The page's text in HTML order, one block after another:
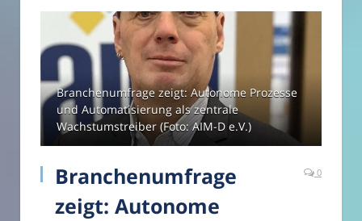
Branchenumfrage zeigt: Autonome Prozesse
und Automatisierung als zentrale
Wachstumstreiber (Foto: AIM-D e.V.)
Branchenumfrage
zeigt: Autonome
0